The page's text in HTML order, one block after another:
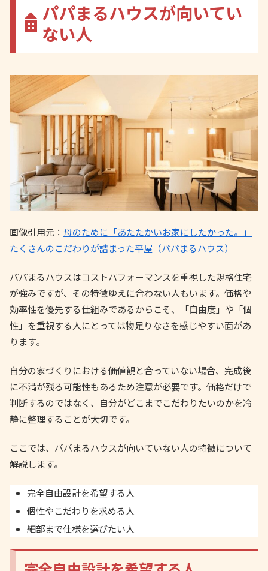
パパまるハウスが向いてい
ない人
画像引用元： 母のために「あたたかいお家にしたかった。」
たくさんのこだわりが詰まった平屋（パパまるハウス）
パパまるハウスはコストパフォーマンスを重視した規格住宅
が強みですが、その特徴ゆえに合わない人もいます。価格や
効率性を優先する仕組みであるからこそ、「自由度」や「個
性」を重視する人にとっては物足りなさを感じやすい面があ
ります。
自分の家づくりにおける価値観と合っていない場合、完成後
に不満が残る可能性もあるため注意が必要です。価格だけで
判断するのではなく、自分がどこまでこだわりたいのかを冷
静に整理することが大切です。
ここでは、パパまるハウスが向いていない人の特徴について
解説します。
完全自由設計を希望する人
個性やこだわりを求める人
細部まで仕様を選びたい人